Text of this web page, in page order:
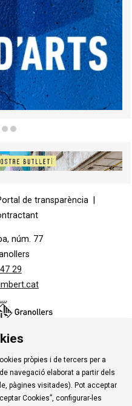
de transparència
núm. 77
29
| Alta Tercers
|
| Avís Legal
|
Umbert
pròpies i de tercers per a
navegació elaborat a partir dels
pàgines visitades). Pot acceptar
Cookies”, configurar-les